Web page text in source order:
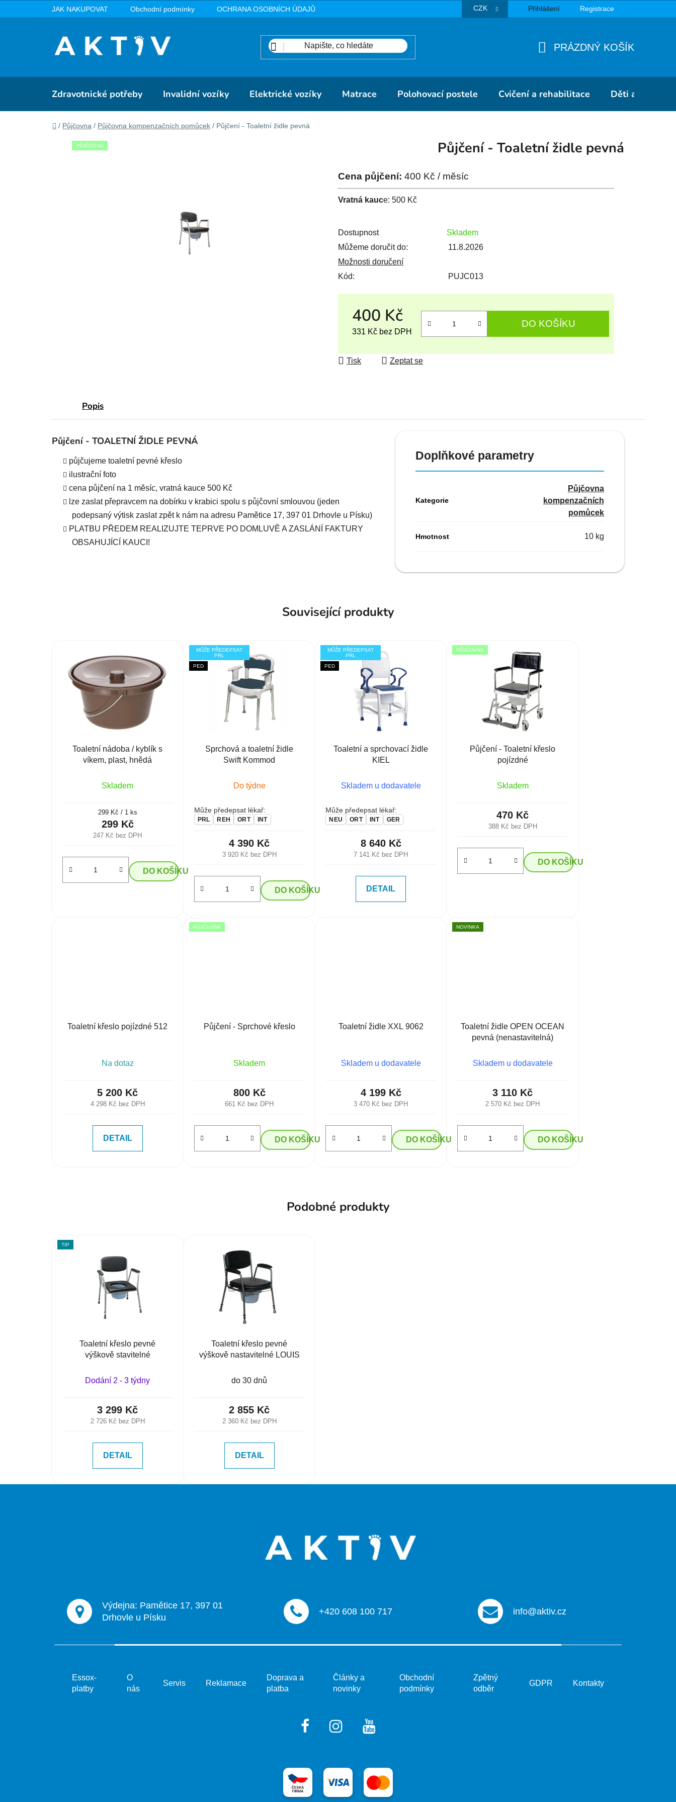
na
JAK NAKUPOVAT Obchodní podmínky OCHRANA OSOBNÍCH ÚDAJŮ CZK Přihlášení Registrace
PRÁZDNÝ KOŠÍK
Zdravotnické potřeby Invalidní vozíky Elektrické vozíky Matrace Polohovací postele Cvičení a rehabilitace Děti a školky
Domů
/ Půjčovna / Půjčovna kompenzačních pomůcek / Půjčení - Toaletní židle pevná
Půjčení - Toaletní židle pevná
Cena půjčení: 400 Kč / měsíc
Vratná kauce: 500 Kč
Dostupnost
Skladem
Můžeme doručit do:
11.8.2026
Možnosti doručení
Kód:
PUJC013
400 Kč
331 Kč bez DPH
DO KOŠÍKU
Tisk Zeptat se
PŮJČOVNA
Popis
Půjčení - TOALETNÍ ŽIDLE PEVNÁ
půjčujeme toaletní pevné křeslo
ilustrační foto
cena půjčení na 1 měsíc, vratná kauce 500 Kč
lze zaslat přepravcem na dobírku v krabici spolu s půjčovní smlouvou (jeden
podepsaný výtisk zaslat zpět k nám na adresu Pamětice 17, 397 01 Drhovle u Písku)
PLATBU PŘEDEM REALIZUJTE TEPRVE PO DOMLUVĚ A ZASLÁNÍ FAKTURY
OBSAHUJÍCÍ KAUCI!
Doplňkové parametry
Kategorie
Půjčovna
kompenzačních
pomůcek
Hmotnost 10 kg
Související produkty
Toaletní nádoba / kyblík s
víkem, plast, hnědá
Skladem
247 Kč bez DPH
299 Kč
Měrná
cena:
299 Kč / 1 ks
DO KOŠÍKU
MŮŽE PŘEDEPSAT
PRL
PED
Sprchová a toaletní židle
Swift Kommod
Do týdne
Může předepsat lékař:
PRL REH ORT INT
3 920 Kč bez DPH
4 390 Kč
DO KOŠÍKU
MŮŽE PŘEDEPSAT
PRL
PED
Toaletní a sprchovací židle
KIEL
Skladem u dodavatele
Může předepsat lékař:
NEU ORT INT GER
7 141 Kč bez DPH
8 640 Kč
DETAIL
PŮJČOVNA
Půjčení - Toaletní křeslo
pojízdné
Skladem
388 Kč bez DPH
470 Kč
DO KOŠÍKU
Toaletní křeslo pojízdné 512
Na dotaz
4 298 Kč bez DPH
5 200 Kč
DETAIL
PŮJČOVNA
Půjčení - Sprchové křeslo
Skladem
661 Kč bez DPH
800 Kč
DO KOŠÍKU
Toaletní židle XXL 9062
Skladem u dodavatele
3 470 Kč bez DPH
4 199 Kč
DO KOŠÍKU
NOVINKA
Toaletní židle OPEN OCEAN
pevná (nenastavitelná)
Skladem u dodavatele
2 570 Kč bez DPH
3 110 Kč
DO KOŠÍKU
Podobné produkty
TIP
Toaletní křeslo pevné
výškově stavitelné
Dodání 2 - 3 týdny
2 726 Kč bez DPH
3 299 Kč
DETAIL
Toaletní křeslo pevné
výškově nastavitelné LOUIS
do 30 dnů
2 360 Kč bez DPH
2 855 Kč
DETAIL
Výdejna: Pamětice 17, 397 01
Drhovle u Písku
+420 608 100 717 info@aktiv.cz
Essox-
platby
O
nás
Servis Reklamace
Doprava a
platba
Články a
novinky
Obchodní
podmínky
Zpětný
odběr
GDPR Kontakty